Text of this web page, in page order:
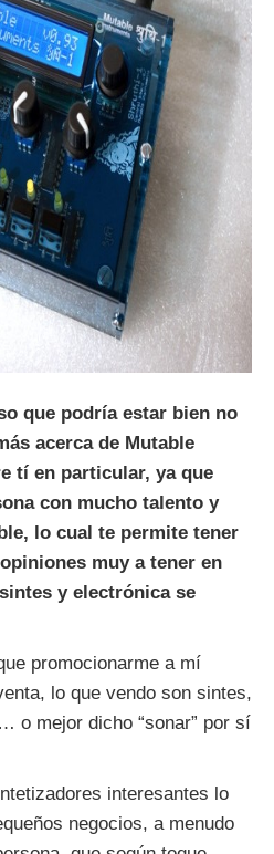
que podría estar bien no
acerca de Mutable
tí en particular, ya que
con mucho talento y
lo cual te permite tener
muy a tener en
y electrónica se
promocionarme a mí
lo que vendo son sintes,
o mejor dicho “sonar” por sí
interesantes lo
negocios, a menudo